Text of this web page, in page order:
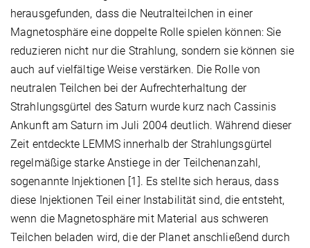
herausgefunden, dass die Neutralteilchen in einer
Magnetosphäre eine doppelte Rolle spielen können: Sie
reduzieren nicht nur die Strahlung, sondern sie können sie
auch auf vielfältige Weise verstärken. Die Rolle von
neutralen Teilchen bei der Aufrechterhaltung der
Strahlungsgürtel des Saturn wurde kurz nach Cassinis
Ankunft am Saturn im Juli 2004 deutlich. Während dieser
Zeit entdeckte LEMMS innerhalb der Strahlungsgürtel
regelmäßige starke Anstiege in der Teilchenanzahl,
sogenannte Injektionen [1]. Es stellte sich heraus, dass
diese Injektionen Teil einer Instabilität sind, die entsteht,
wenn die Magnetosphäre mit Material aus schweren
Teilchen beladen wird, die der Planet anschließend durch